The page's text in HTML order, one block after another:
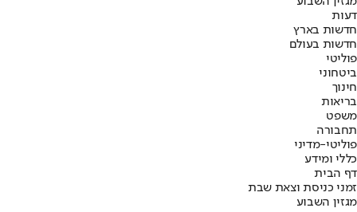
דעות
חדשות בארץ
חדשות בעולם
פוליטי
ביטחוני
חינוך
בריאות
משפט
תחבורה
פוליטי-מדיני
כללי ומידע
דף הבית
זמני כניסת וצאת שבת
מגזין השבוע